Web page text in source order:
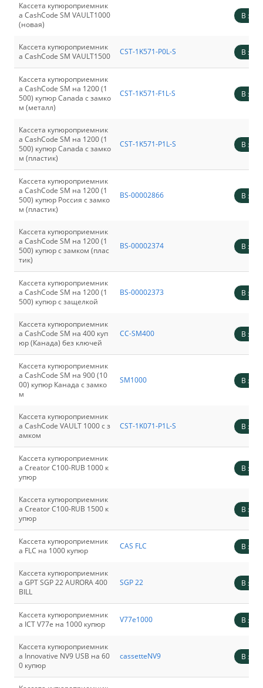
Кассета купюроприемник
а CashCode SM VAULT1000
(новая)
В
Кассета купюроприемник
а CashCode SM VAULT1500
CST-1K571-P0L-S В
Кассета купюроприемник
а CashCode SM на 1200 (1
500) купюр Canada с замко
м (металл)
CST-1K571-F1L-S В
Кассета купюроприемник
а CashCode SM на 1200 (1
500) купюр Canada с замко
м (пластик)
CST-1K571-P1L-S В
Кассета купюроприемник
а CashCode SM на 1200 (1
500) купюр Россия с замко
м (пластик)
BS-00002866 В
Кассета купюроприемник
а CashCode SM на 1200 (1
500) купюр с замком (плас
тик)
BS-00002374 В
Кассета купюроприемник
а CashCode SM на 1200 (1
500) купюр с защелкой
BS-00002373 В
Кассета купюроприемник
а CashCode SM на 400 куп
юр (Канада) без ключей
CC-SM400 В
Кассета купюроприемник
а CashCode SM на 900 (10
00) купюр Канада с замко
м
SM1000 В
Кассета купюроприемник
а CashCode VAULT 1000 с з
амком
CST-1K071-P1L-S В
Кассета купюроприемник
а Creator C100-RUB 1000 к
упюр
В
Кассета купюроприемник
а Creator C100-RUB 1500 к
упюр
В
Кассета купюроприемник
а FLC на 1000 купюр
CAS FLC В
Кассета купюроприемник
а GPT SGP 22 AURORA 400
BILL
SGP 22 В
Кассета купюроприемник
а ICT V77e на 1000 купюр
V77e1000 В
Кассета купюроприемник
а Innovative NV9 USB на 60
0 купюр
cassetteNV9 В